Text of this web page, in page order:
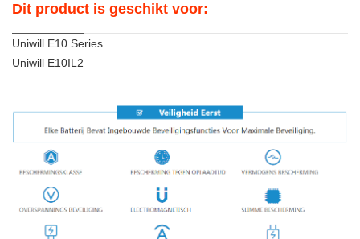
Dit product is geschikt voor:
Uniwill E10 Series
Uniwill E10IL2